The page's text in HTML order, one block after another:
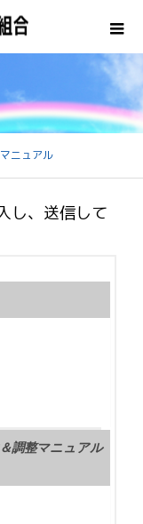
ニュアル
し、送信して
調整マニュアル